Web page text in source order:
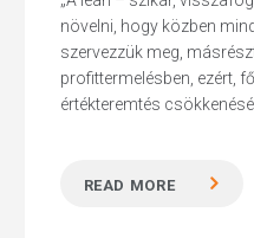
növelni, hogy közben
szervezzük meg,
profittermelésben, ezért,
értékteremtés
READ MORE